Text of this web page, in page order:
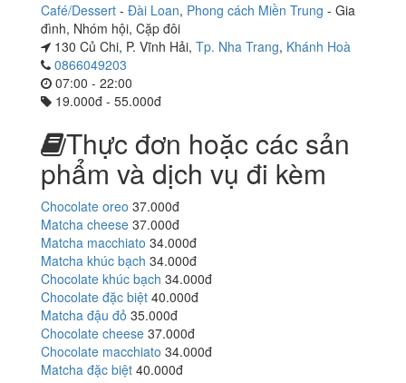
Café/Dessert - Đài Loan, Phong cách Miền Trung - Gia
đình, Nhóm hội, Cặp đôi
130 Củ Chi, P. Vĩnh Hải, Tp. Nha Trang, Khánh Hoà
0866049203
07:00 - 22:00
19.000đ - 55.000đ
Thực đơn hoặc các sản
phẩm và dịch vụ đi kèm
Chocolate oreo 37.000đ
Matcha cheese 37.000đ
Matcha macchiato 34.000đ
Matcha khúc bạch 34.000đ
Chocolate khúc bạch 34.000đ
Chocolate đặc biệt 40.000đ
Matcha đậu đỏ 35.000đ
Chocolate cheese 37.000đ
Chocolate macchiato 34.000đ
Matcha đặc biệt 40.000đ